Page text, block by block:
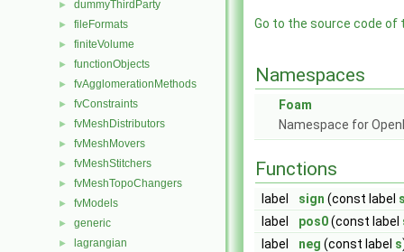
► dummyThirdParty
► fileFormats
► finiteVolume
► functionObjects
► fvAgglomerationMethods
► fvConstraints
► fvMeshDistributors
► fvMeshMovers
► fvMeshStitchers
► fvMeshTopoChangers
► fvModels
► generic
► lagrangian
Go to the source code of
Namespaces
Foam
Namespace for
Functions
label sign (const label
label
pos0(const label
label
neg (const label s